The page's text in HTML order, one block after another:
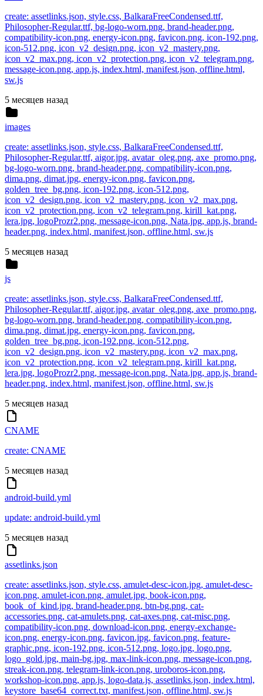
create: assetlinks.json, style.css, BalkaraFreeCondensed.ttf,
Philosopher-Regular.ttf, bg-logo-worn.png, brand-header.png,
compatibility-icon.png, energy-icon.png, favicon.png, icon-192.png,
icon-512.png, icon_v2_design.png, icon_v2_mastery.png,
icon_v2_max.png, icon_v2_protection.png, icon_v2_telegram.png,
message-icon.png, app.js, index.html, manifest.json, offline.html,
sw.js
5 месяцев назад
images
create: assetlinks.json, style.css, BalkaraFreeCondensed.ttf,
Philosopher-Regular.ttf, aigor.jpg, avatar_oleg.png, axe_promo.png,
bg-logo-worn.png, brand-header.png, compatibility-icon.png,
dima.png, dimat.jpg, energy-icon.png, favicon.png,
golden_tree_bg.png, icon-192.png, icon-512.png,
icon_v2_design.png, icon_v2_mastery.png, icon_v2_max.png,
icon_v2_protection.png, icon_v2_telegram.png, kirill_kat.png,
lera.jpg, logoProzr2.png, message-icon.png, Nata.jpg, app.js, brand-
header.png, index.html, manifest.json, offline.html, sw.js
5 месяцев назад
js
create: assetlinks.json, style.css, BalkaraFreeCondensed.ttf,
Philosopher-Regular.ttf, aigor.jpg, avatar_oleg.png, axe_promo.png,
bg-logo-worn.png, brand-header.png, compatibility-icon.png,
dima.png, dimat.jpg, energy-icon.png, favicon.png,
golden_tree_bg.png, icon-192.png, icon-512.png,
icon_v2_design.png, icon_v2_mastery.png, icon_v2_max.png,
icon_v2_protection.png, icon_v2_telegram.png, kirill_kat.png,
lera.jpg, logoProzr2.png, message-icon.png, Nata.jpg, app.js, brand-
header.png, index.html, manifest.json, offline.html, sw.js
5 месяцев назад
CNAME
create: CNAME
5 месяцев назад
android-build.yml
update: android-build.yml
5 месяцев назад
assetlinks.json
create: assetlinks.json, style.css, amulet-desc-icon.jpg, amulet-desc-
icon.png, amulet-icon.png, amulet.jpg, book-icon.png,
book_of_kind.jpg, brand-header.png, btn-bg.png, cat-
accessories.png, cat-amulets.png, cat-axes.png, cat-misc.png,
compatibility-icon.png, download-icon.png, energy-exchange-
icon.png, energy-icon.png, favicon.jpg, favicon.png, feature-
graphic.png, icon-192.png, icon-512.png, logo.jpg, logo.png,
logo_gold.jpg, main-bg.jpg, max-link-icon.png, message-icon.png,
streak-icon.png, telegram-link-icon.png, uroboros-icon.png,
workshop-icon.png, app.js, logo-data.js, assetlinks.json, index.html,
keystore_base64_correct.txt, manifest.json, offline.html, sw.js